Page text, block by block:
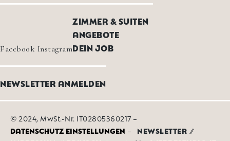
Facebook Instagram
ZIMMER & SUITEN
ANGEBOTE
DEIN JOB
NEWSLETTER ANMELDEN
© 2024, MwSt.-Nr. IT02805360217 –
DATENSCHUTZ EINSTELLUNGEN – NEWSLETTER ⁄⁄